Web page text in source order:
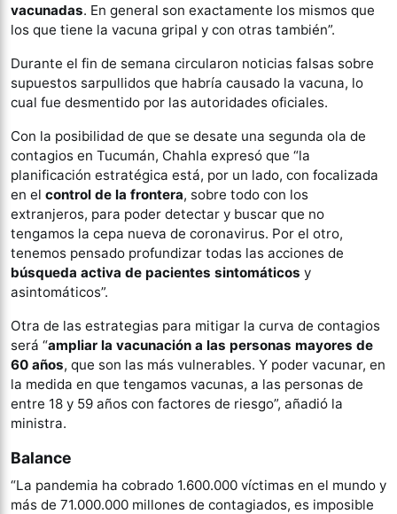
vacunadas. En general son exactamente los mismos que
los que tiene la vacuna gripal y con otras también”.
Durante el fin de semana circularon noticias falsas sobre
supuestos sarpullidos que habría causado la vacuna, lo
cual fue desmentido por las autoridades oficiales.
Con la posibilidad de que se desate una segunda ola de
contagios en Tucumán, Chahla expresó que “la
planificación estratégica está, por un lado, con focalizada
en el control de la frontera, sobre todo con los
extranjeros, para poder detectar y buscar que no
tengamos la cepa nueva de coronavirus. Por el otro,
tenemos pensado profundizar todas las acciones de
búsqueda activa de pacientes sintomáticos y
asintomáticos”.
Otra de las estrategias para mitigar la curva de contagios
será “ampliar la vacunación a las personas mayores de
60 años, que son las más vulnerables. Y poder vacunar, en
la medida en que tengamos vacunas, a las personas de
entre 18 y 59 años con factores de riesgo”, añadió la
ministra.
Balance
“La pandemia ha cobrado 1.600.000 víctimas en el mundo y
más de 71.000.000 millones de contagiados, es imposible